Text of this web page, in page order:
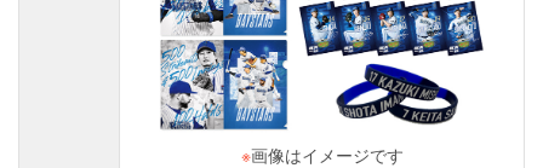
※画像はイメージです